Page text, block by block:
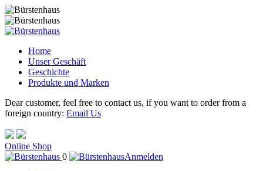
Home
Unser Geschäft
Geschichte
Produkte und Marken
Dear customer, feel free to contact us, if you want to order from a
foreign country: Email Us
Online Shop
0
Anmelden